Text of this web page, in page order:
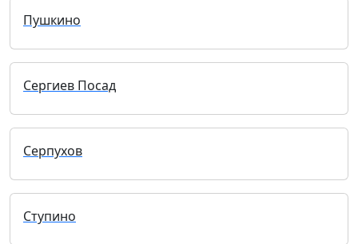
Пушкино
Сергиев Посад
Серпухов
Ступино